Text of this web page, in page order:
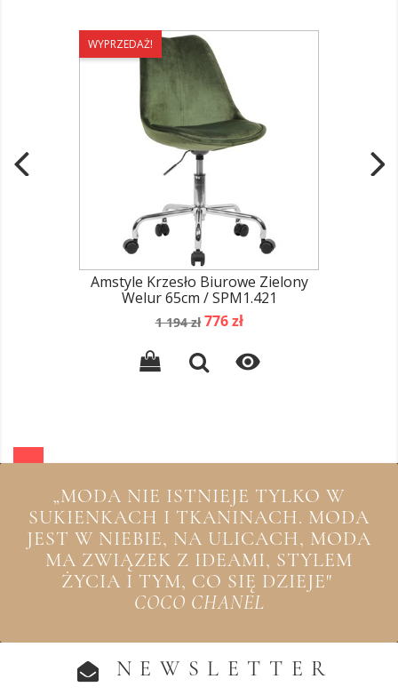
WYPRZEDAŻ!
Amstyle Krzesło Biurowe Zielony
Welur 65cm / SPM1.421
Cena
1 194 zł Cena
776 zł

„MODA NIE ISTNIEJE TYLKO W
SUKIENKACH I TKANINACH. MODA
JEST W NIEBIE, NA ULICACH, MODA
MA ZWIĄZEK Z IDEAMI, STYLEM
ŻYCIA I TYM, CO SIĘ DZIEJE"
COCO CHANEL
NEWSLETTER